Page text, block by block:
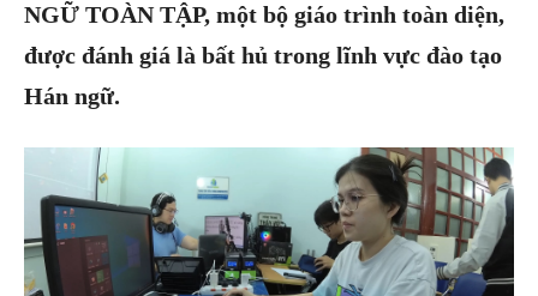
NGỮ TOÀN TẬP, một bộ giáo trình toàn diện,
được đánh giá là bất hủ trong lĩnh vực đào tạo
Hán ngữ.